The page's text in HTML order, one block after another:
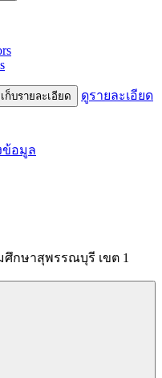
ก็บรายละเอียด ดูรายละเอียด
ข้อมูล
กษาสุพรรณบุรี เขต 1